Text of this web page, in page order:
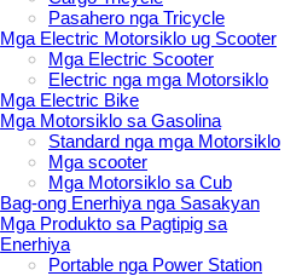
Pasahero nga Tricycle
Mga Electric Motorsiklo ug Scooter
Mga Electric Scooter
Electric nga mga Motorsiklo
Mga Electric Bike
Mga Motorsiklo sa Gasolina
Standard nga mga Motorsiklo
Mga scooter
Mga Motorsiklo sa Cub
Bag-ong Enerhiya nga Sasakyan
Mga Produkto sa Pagtipig sa
Enerhiya
Portable nga Power Station